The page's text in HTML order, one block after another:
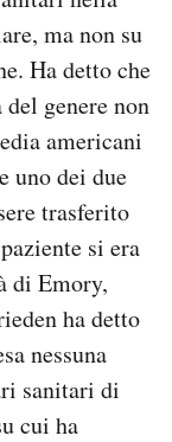
ma non su
Ha detto che
del genere non
americani
uno dei due
trasferito
si era
di Emory,
ha detto
nessuna
sanitari di
cui ha